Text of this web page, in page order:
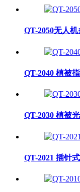
QT-2050无人
QT-2040 植被
QT-2030 植被
QT-2021 插针